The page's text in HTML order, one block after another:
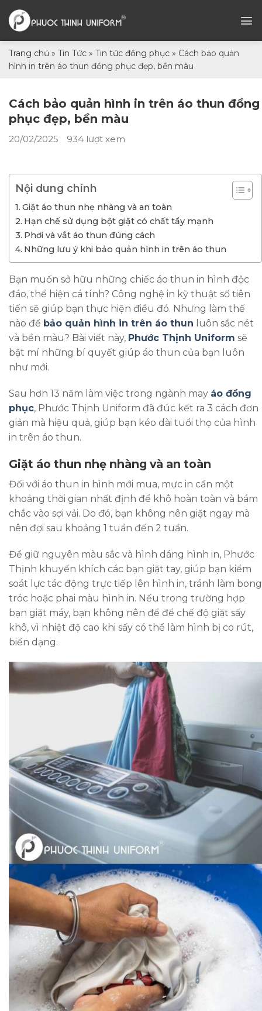
đến
dungTrang chủ » Tin Tức » Tin tức đồng phục » Cách bảo quản
hình in trên áo thun đồng phục đẹp, bền màu
Cách bảo quản hình in trên áo thun đồng
phục đẹp, bền màu
20/02/2025 934 lượt xem
Nội dung chính
Giặt áo thun nhẹ nhàng và an toàn
Hạn chế sử dụng bột giặt có chất tẩy mạnh
Phơi và vắt áo thun đúng cách
Những lưu ý khi bảo quản hình in trên áo thun
Bạn muốn sở hữu những chiếc áo thun in hình độc
đáo, thể hiện cá tính? Công nghệ in kỹ thuật số tiên
tiến sẽ giúp bạn thực hiện điều đó. Nhưng làm thế
nào để bảo quản hình in trên áo thun luôn sắc nét
và bền màu? Bài viết này, Phước Thịnh Uniform sẽ
bật mí những bí quyết giúp áo thun của bạn luôn
như mới.
Sau hơn 13 năm làm việc trong ngành may áo đồng
phục, Phước Thịnh Uniform đã đúc kết ra 3 cách đơn
giản mà hiệu quả, giúp bạn kéo dài tuổi thọ của hình
in trên áo thun.
Giặt áo thun nhẹ nhàng và an toàn
Đối với áo thun in hình mới mua, mực in cần một
khoảng thời gian nhất định để khô hoàn toàn và bám
chắc vào sợi vải. Do đó, bạn không nên giặt ngay mà
nên đợi sau khoảng 1 tuần đến 2 tuần.
Để giữ nguyên màu sắc và hình dáng hình in, Phước
Thịnh khuyến khích các bạn giặt tay, giúp bạn kiểm
soát lực tác động trực tiếp lên hình in, tránh làm bong
tróc hoặc phai màu hình in. Nếu trong trường hợp
bạn giặt máy, bạn không nên để để chế độ giặt sấy
khô, vì nhiệt độ cao khi sấy có thể làm hình bị co rút,
biến dạng.